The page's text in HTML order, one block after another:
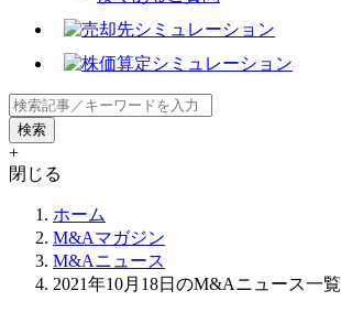
+
閉じる
ホーム
M&Aマガジン
M&Aニュース
2021年10月18日のM&Aニュース一覧